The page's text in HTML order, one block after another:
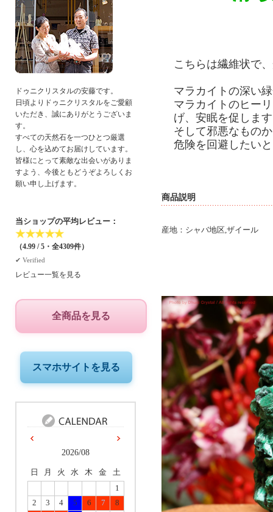
こちらは繊維状で
マラカイトの深い
マラカイトのヒー
げ、安眠を促しま
そして邪悪なもの
危険を回避したい
商品説明
産地：シャバ地区,ザイール
ドゥニクリスタルの安藤です。
日頃よりドゥニクリスタルをご愛顧
いただき、誠にありがとうございま
す。
すべての天然石を一つひとつ厳選
し、心を込めてお届けしています。
皆様にとって素敵な出会いがありま
すよう、今後ともどうぞよろしくお
願い申し上げます。
当ショップの平均レビュー：
★★★★★
（4.99 / 5・全4309件）
✔︎ Verified
レビュー一覧を見る
全商品を見る
スマホサイトを見る
2026/08
日 月 火 水 木 金
土
1
2
3 4 5 6 7
8